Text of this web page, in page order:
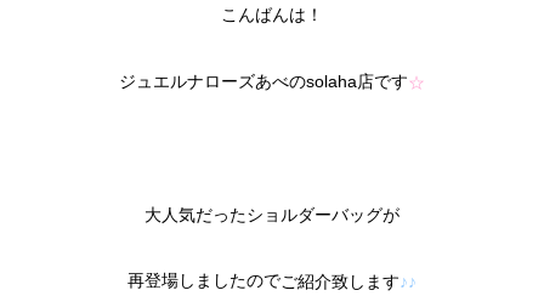
こんばんは！
ジュエルナローズあべのsolaha店です☆
大人気だったショルダーバッグが
再登場しましたのでご紹介致します♪♪